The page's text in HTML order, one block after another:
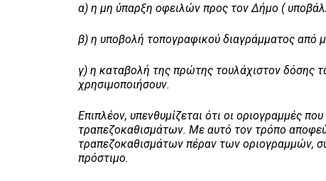
α) η μη ύπαρξη οφειλών προς τον Δήμο (
β) η υποβολή τοπογραφικού διαγράμματος από
γ) η καταβολή της πρώτης τουλάχιστον δόσης
χρησιμοποιήσουν.
Επιπλέον, υπενθυμίζεται ότι οι οριογραμμές
τραπεζοκαθισμάτων. Με αυτό τον τρόπο
τραπεζοκαθισμάτων πέραν των οριογραμμών,
πρόστιμο.